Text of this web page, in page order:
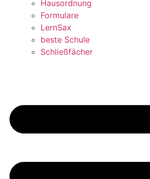
Hausordnung
Formulare
LernSax
beste Schule
Schließfächer